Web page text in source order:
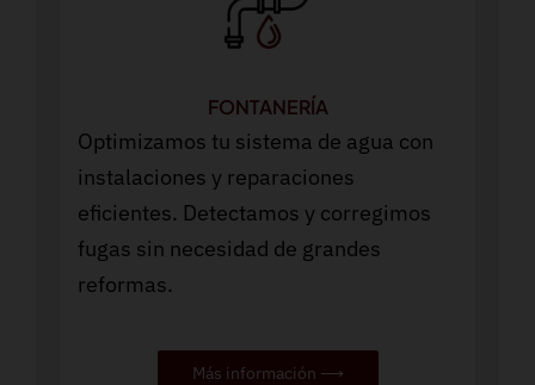
FONTANERÍA
Optimizamos tu sistema de agua con
instalaciones y reparaciones
eficientes. Detectamos y corregimos
fugas sin necesidad de grandes
reformas.
Más información ⟶